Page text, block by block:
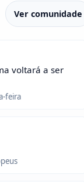
Ver comunidade
voltará a ser
feira